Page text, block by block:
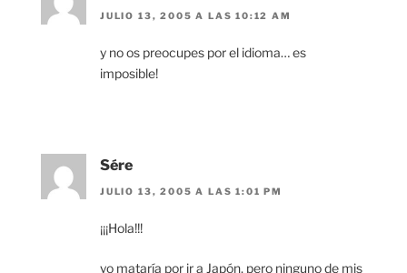
JULIO 13, 2005 A LAS 10:12 AM
y no os preocupes por el idioma… es
imposible!
Sére
JULIO 13, 2005 A LAS 1:01 PM
¡¡¡Hola!!!
yo mataría por ir a Japón, pero ninguno de mis